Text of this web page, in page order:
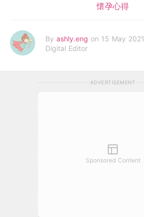
懷孕心得
By ashly.eng on 15 May 2021
Digital Editor
ADVERTISEMENT
Sponsored Content